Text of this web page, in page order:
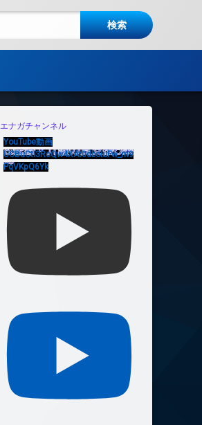
エナガチャンネル
YouTube動画
UCBuCtI3RcQw4XAt0dboiuFw_m9
PqVKpQ6Yk